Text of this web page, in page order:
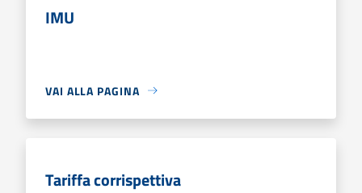
IMU
VAI ALLA PAGINA
Tariffa corrispettiva